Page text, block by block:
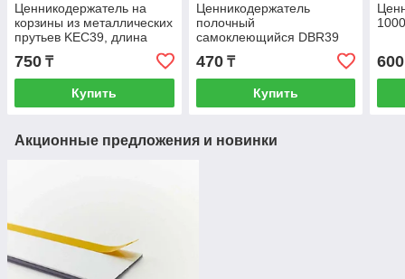
Ценникодержатель на
корзины из металлических
прутьев KEC39, длина
1000 мм, прозрачный
(195758)
750 ₸
Купить
Ценникодержатель
полочный
самоклеющийся DBR39
длина 1000 мм,цвет
прозрачный
470₸
Купить
600
Акционные предложения и новинки